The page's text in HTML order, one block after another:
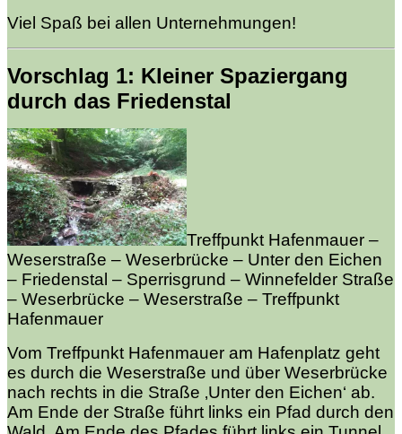
Viel Spaß bei allen Unternehmungen!
Vorschlag 1: Kleiner Spaziergang
durch das Friedenstal
Treffpunkt Hafenmauer –
Weserstraße – Weserbrücke – Unter den Eichen
– Friedenstal – Sperrisgrund – Winnefelder Straße
– Weserbrücke – Weserstraße – Treffpunkt
Hafenmauer
Vom Treffpunkt Hafenmauer am Hafenplatz geht
es durch die Weserstraße und über Weserbrücke
nach rechts in die Straße ‚Unter den Eichen‘ ab.
Am Ende der Straße führt links ein Pfad durch den